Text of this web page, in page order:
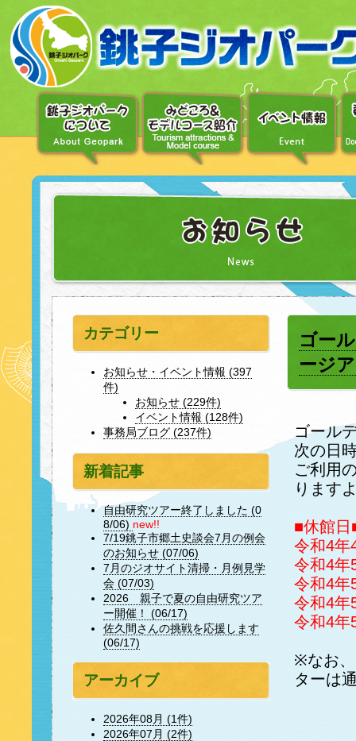
ュ
ー
ゴー
ージ
ゴール
次の日
ご利用
ります
■休館日
令和4年
令和4年
令和4年
令和4年
令和4年
※なお、
ターは
カテゴリー
お知らせ・イベント情報 (397
件)
お知らせ (229件)
イベント情報 (128件)
事務局ブログ (237件)
新着記事
自由研究ツアー終了しました (0
8/06) new!!
7/19銚子市郷土史談会7月の例会
のお知らせ (07/06)
7月のジオサイト清掃・月例見学
会 (07/03)
2026 親子で夏の自由研究ツア
ー開催！ (06/17)
佐久間さんの挑戦を応援します
(06/17)
アーカイブ
2026年08月 (1件)
2026年07月 (2件)